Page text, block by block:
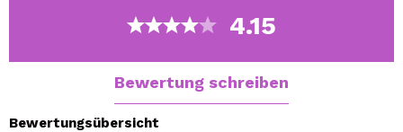
einfache Anwendung.
- Tarnt das Auftreten von Hautunreinheiten
- Deckt Augenringe
- Bietet anpassbare Abdeckung
4.15
Bewertung schreiben
Bewertungsübersicht